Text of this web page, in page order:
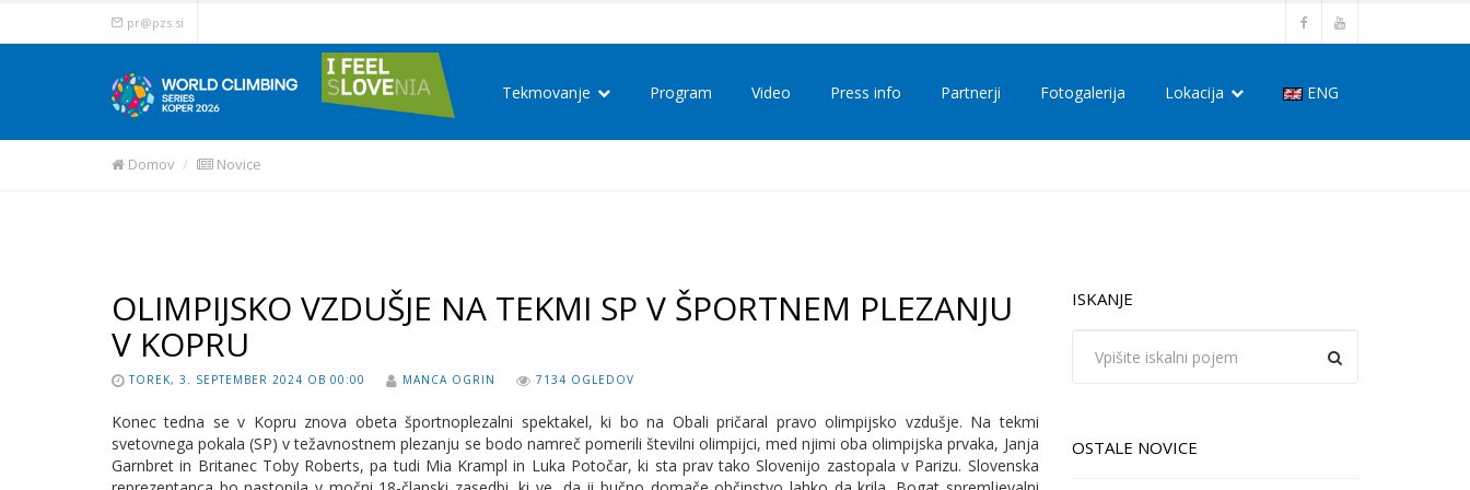
pr@pzs.si
Tekmovanje Program Video Press info Partnerji Fotogalerija Lokacija ENG
Domov Novice
OLIMPIJSKO VZDUŠJE NA TEKMI SP V ŠPORTNEM PLEZANJU
V KOPRU
TOREK, 3. SEPTEMBER 2024 OB 00:00 MANCA OGRIN 7134 OGLEDOV
Konec tedna se v Kopru znova obeta športnoplezalni spektakel, ki bo na Obali pričaral pravo olimpijsko vzdušje. Na tekmi
svetovnega pokala (SP) v težavnostnem plezanju se bodo namreč pomerili številni olimpijci, med njimi oba olimpijska prvaka, Janja
Garnbret in Britanec Toby Roberts, pa tudi Mia Krampl in Luka Potočar, ki sta prav tako Slovenijo zastopala v Parizu. Slovenska
ISKANJE
OSTALE NOVICE